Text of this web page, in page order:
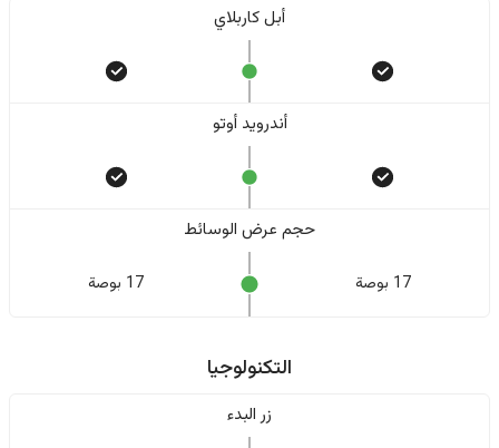
أبل كاربلاي
أندرويد أوتو
حجم عرض الوسائط
17 بوصة 17 بوصة
التكنولوجيا
زر البدء